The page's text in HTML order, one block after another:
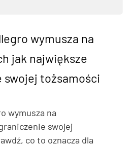
wymusza na
jak największe
swojej tożsamości
wymusza na
swojej
co to oznacza dla